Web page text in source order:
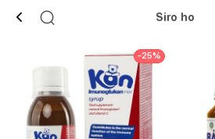
Siro ho
-25%